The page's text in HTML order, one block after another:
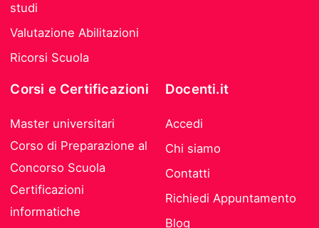
studi
Valutazione Abilitazioni
Ricorsi Scuola
Corsi e Certificazioni
Master universitari
Corso di Preparazione al
Concorso Scuola
Certificazioni
informatiche
Docenti.it
Accedi
Chi siamo
Contatti
Richiedi Appuntamento
Blog